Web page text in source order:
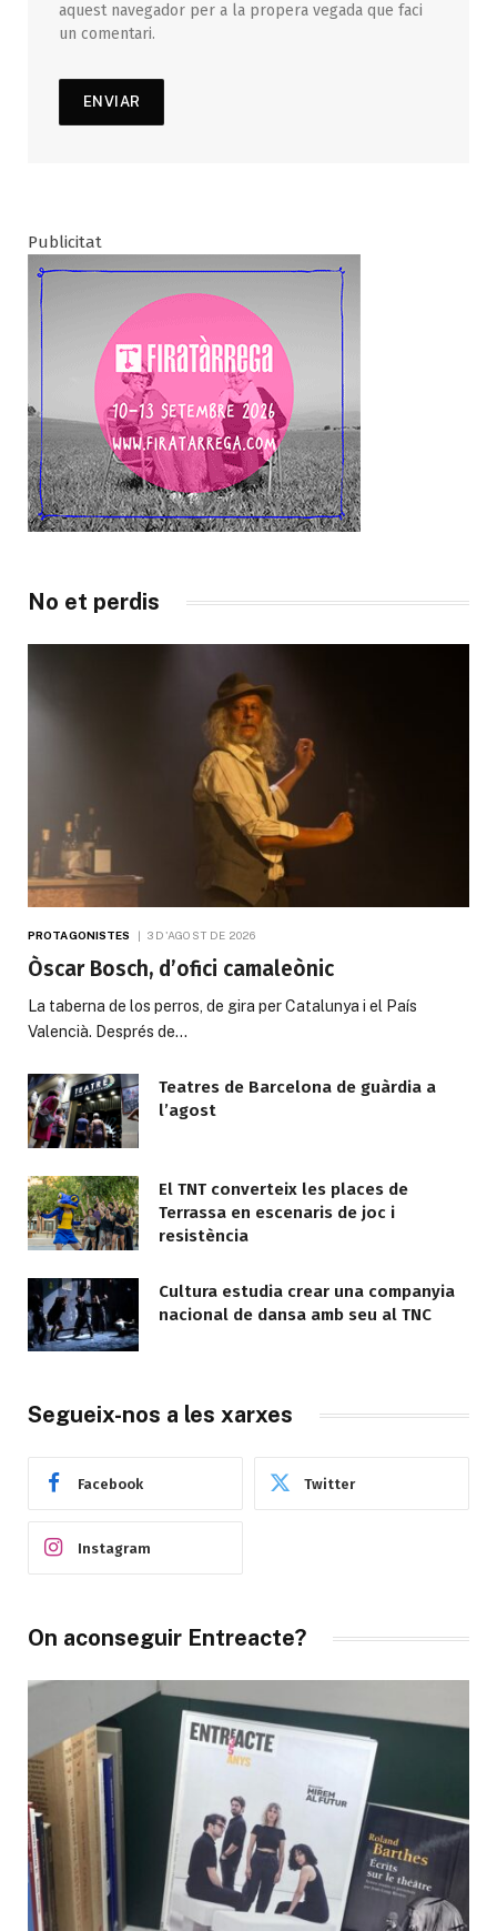
aquest navegador per a la propera vegada que faci
un comentari.
Publicitat
No et perdis
PROTAGONISTES 3 D'AGOST DE 2026
Òscar Bosch, d’ofici camaleònic
La taberna de los perros, de gira per Catalunya i el País
Valencià. Després de…
Teatres de Barcelona de guàrdia a
l’agost
El TNT converteix les places de
Terrassa en escenaris de joc i
resistència
Cultura estudia crear una companyia
nacional de dansa amb seu al TNC
Segueix-nos a les xarxes
Facebook Twitter
Instagram
On aconseguir Entreacte?